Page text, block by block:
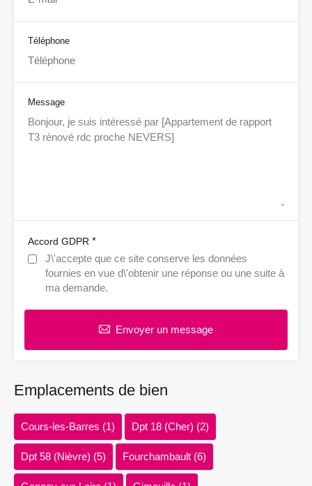
Téléphone
Message
Accord GDPR *
J\'accepte que ce site conserve les données
fournies en vue d\'obtenir une réponse ou une suite à
ma demande.
Envoyer un message
Emplacements de bien
Cours-les-Barres (1) Dpt 18 (Cher) (2)
Dpt 58 (Nièvre) (5) Fourchambault (6)